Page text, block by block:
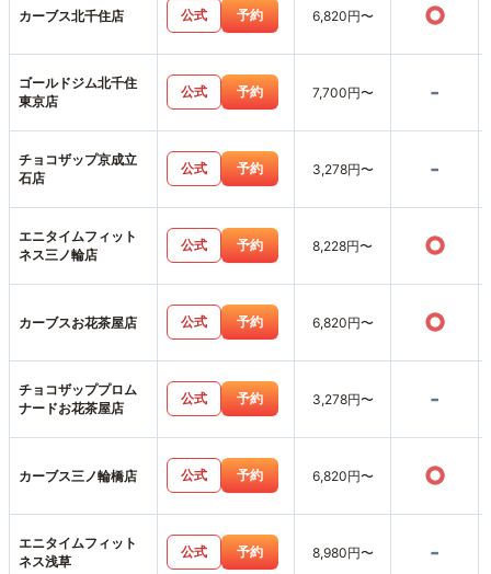
カーブス北千住店 公式 予約 6,820円〜 ○
ゴールドジム北千住
東京店
公式 予約 7,700円〜 -
チョコザップ京成立
石店
公式 予約 3,278円〜 -
エニタイムフィット
ネス三ノ輪店
公式 予約 8,228円〜 ○
カーブスお花茶屋店 公式 予約 6,820円〜 ○
チョコザッププロム
ナードお花茶屋店
公式 予約 3,278円〜 -
カーブス三ノ輪橋店 公式 予約 6,820円〜 ○
エニタイムフィット
ネス浅草
公式 予約 8,980円〜 -